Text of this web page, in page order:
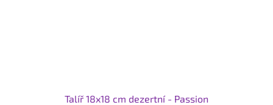
Talíř 18x18 cm dezertní - Passion